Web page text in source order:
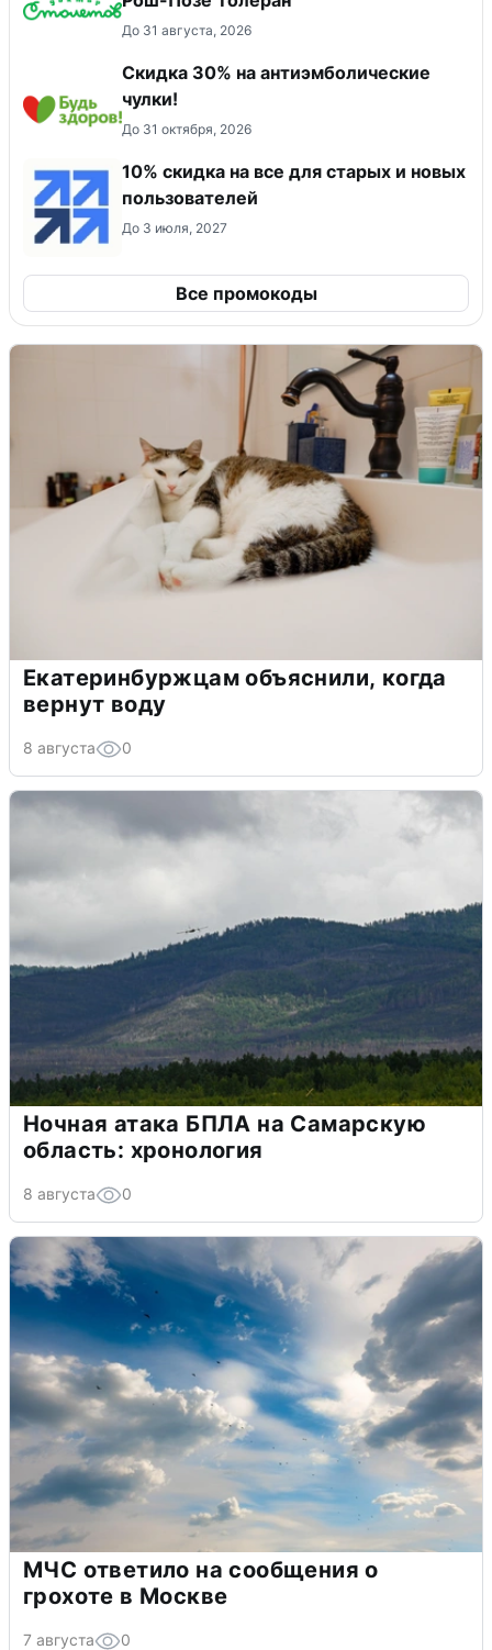
До 31 августа, 2026
Скидка 30% на антиэмболические
чулки!
До 31 октября, 2026
10% скидка на все для старых и новых
пользователей
До 3 июля, 2027
Все промокоды
Екатеринбуржцам объяснили, когда
вернут воду
8 августа 0
Ночная атака БПЛА на Самарскую
область: хронология
8 августа 0
МЧС ответило на сообщения о
грохоте в Москве
7 августа 0